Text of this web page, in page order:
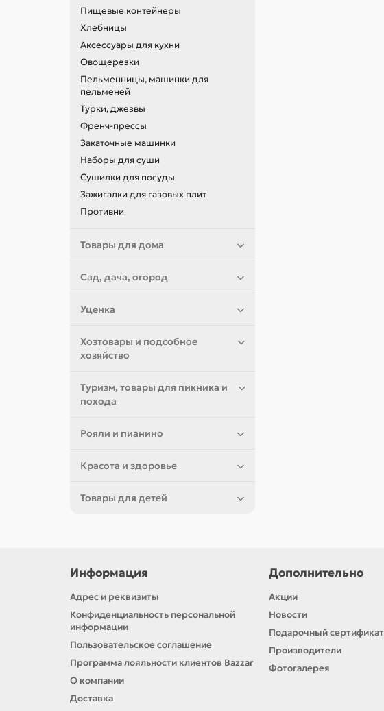
Пищевые контейнеры
Хлебницы
Аксессуары для кухни
Овощерезки
Пельменницы, машинки для
пельменей
Турки, джезвы
Френч-прессы
Закаточные машинки
Наборы для суши
Сушилки для посуды
Зажигалки для газовых плит
Противни
Товары для дома
Сад, дача, огород
Уценка
Хозтовары и подсобное
хозяйство
Туризм, товары для пикника и
похода
Рояли и пианино
Красота и здоровье
Товары для детей
Информация
Адрес и реквизиты
Конфиденциальность персональной
информации
Пользовательское соглашение
Программа лояльности клиентов Bazzar
О компании
Доставка
Дополнительно
Акции
Новости
Подарочный сертификат
Производители
Фотогалерея